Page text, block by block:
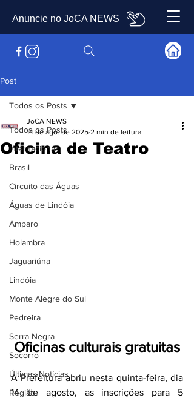
Anuncie no JoCA NEWS
Post
Todos os Posts
Internacional
Brasil
Circuito das Águas
Águas de Lindóia
Amparo
Holambra
Jaguariúna
Lindóia
Monte Alegre do Sul
Pedreira
Serra Negra
Socorro
Últimas Notícias
Região
Todos os Posts
Oficina de Teatro
JoCA NEWS
14 de ago. de 2025 2 min de leitura
Oficinas culturais gratuitas
A Prefeitura abriu nesta quinta-feira, dia
14 de agosto, as inscrições para 5